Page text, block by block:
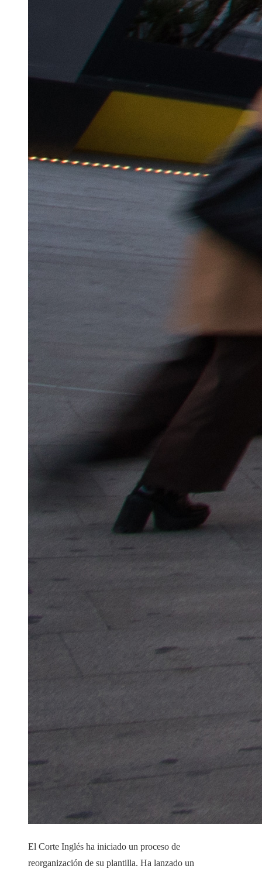
El Corte Inglés ha iniciado un proceso de
reorganización de su plantilla. Ha lanzado un